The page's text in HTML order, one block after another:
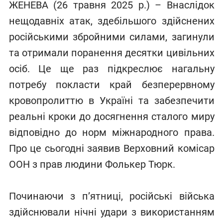
ЖЕНЕВА (26 травня 2025 р.) – Внаслідок
нещодавніх атак, здебільшого здійснених
російськими збройними силами, загинули
та отримали поранення десятки цивільних
осіб. Це ще раз підкреслює нагальну
потребу покласти край безперервному
кровопролиттю в Україні та забезпечити
реальні кроки до досягнення сталого миру
відповідно до норм міжнародного права.
Про це сьогодні заявив Верховний комісар
ООН з прав людини Фолькер Тюрк.
Починаючи з п’ятниці, російські війська
здійснювали нічні удари з використанням